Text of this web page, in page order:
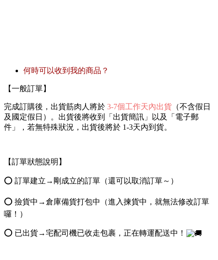
何時可以收到我的商品？
【一般訂單】
完成訂購後，出貨筋肉人將於 3-7個工作天內出貨 （不含假日
及國定假日）。出貨後將收到「出貨簡訊」以及「電子郵
件」，若無特殊狀況，出貨後將於 1-3天內到貨。
【訂單狀態說明】
⭕️ 訂單建立→剛成立的訂單（還可以取消訂單～）
⭕️ 撿貨中→倉庫備貨打包中（進入揀貨中，就無法修改訂單
囉！）
⭕️ 已出貨→宅配司機已收走包裹，正在轉運配送中！